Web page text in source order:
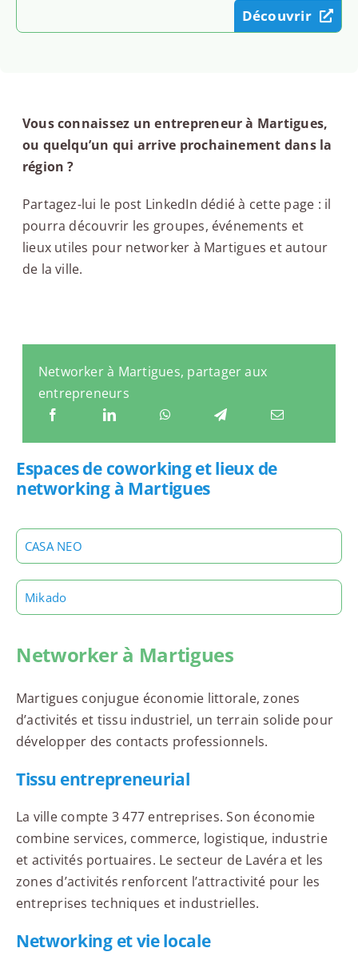
Découvrir
Vous connaissez un entrepreneur à Martigues,
ou quelqu’un qui arrive prochainement dans la
région ?
Partagez-lui le post LinkedIn dédié à cette page : il
pourra découvrir les groupes, événements et
lieux utiles pour networker à Martigues et autour
de la ville.
Networker à Martigues, partager aux
entrepreneurs
Espaces de coworking et lieux de
networking à Martigues
CASA NEO
Mikado
Networker à Martigues
Martigues conjugue économie littorale, zones
d’activités et tissu industriel, un terrain solide pour
développer des contacts professionnels.
Tissu entrepreneurial
La ville compte 3 477 entreprises. Son économie
combine services, commerce, logistique, industrie
et activités portuaires. Le secteur de Lavéra et les
zones d’activités renforcent l’attractivité pour les
entreprises techniques et industrielles.
Networking et vie locale